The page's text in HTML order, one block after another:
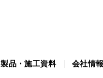
製品・施工資料 会社情報